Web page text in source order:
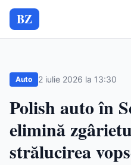
BZ
Auto 2 iulie 2026 la 13:30
Polish auto în
elimină
strălucirea